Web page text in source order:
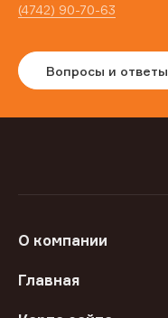
(4742) 90-70-63
Вопросы и ответы
О компании
Главная